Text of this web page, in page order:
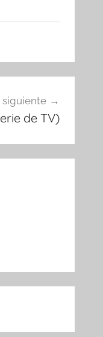
siguiente
de TV)